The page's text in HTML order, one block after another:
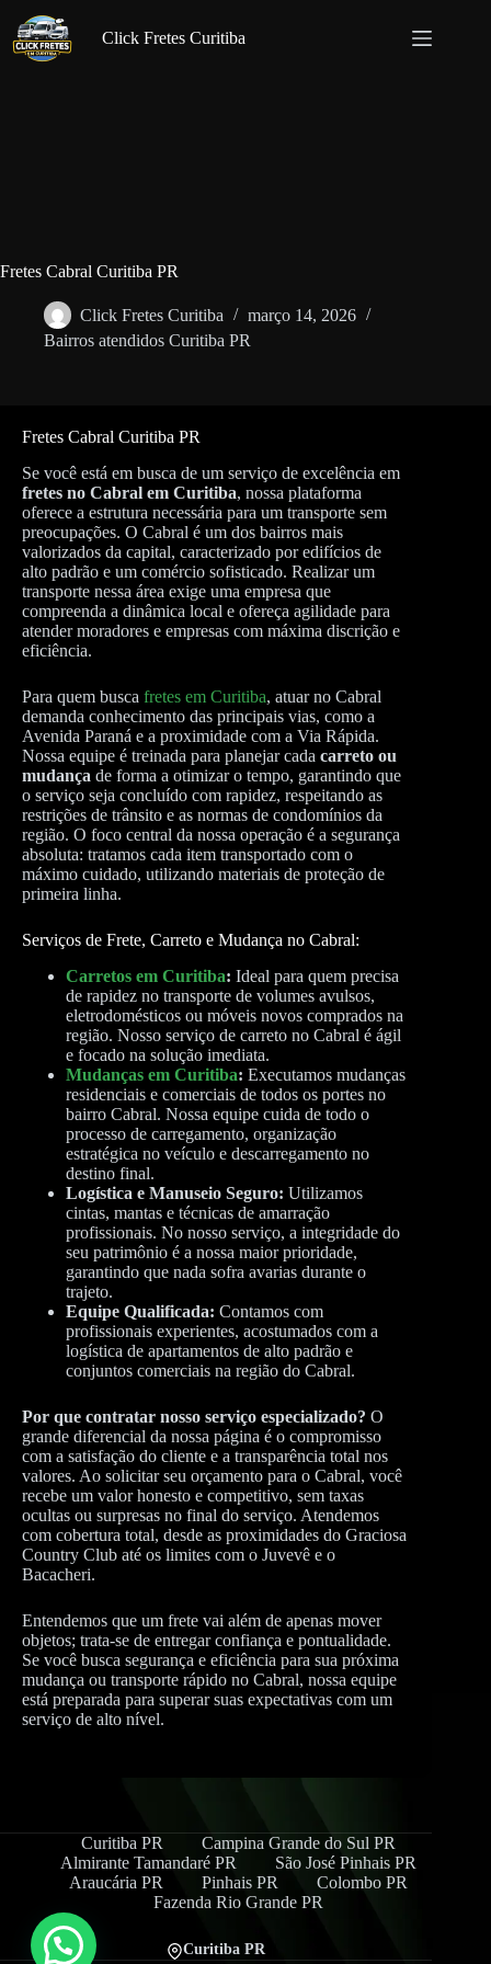
para
conteúdo
Click Fretes Curitiba
Fretes Cabral Curitiba PR
Click Fretes Curitiba
março 14, 2026
Bairros atendidos Curitiba PR
Fretes Cabral Curitiba PR
Se você está em busca de um serviço de excelência em
fretes no Cabral em Curitiba, nossa plataforma
oferece a estrutura necessária para um transporte sem
preocupações. O Cabral é um dos bairros mais
valorizados da capital, caracterizado por edifícios de
alto padrão e um comércio sofisticado. Realizar um
transporte nessa área exige uma empresa que
compreenda a dinâmica local e ofereça agilidade para
atender moradores e empresas com máxima discrição e
eficiência.
Para quem busca fretes em Curitiba, atuar no Cabral
demanda conhecimento das principais vias, como a
Avenida Paraná e a proximidade com a Via Rápida.
Nossa equipe é treinada para planejar cada carreto ou
mudança de forma a otimizar o tempo, garantindo que
o serviço seja concluído com rapidez, respeitando as
restrições de trânsito e as normas de condomínios da
região. O foco central da nossa operação é a segurança
absoluta: tratamos cada item transportado com o
máximo cuidado, utilizando materiais de proteção de
primeira linha.
Serviços de Frete, Carreto e Mudança no Cabral:
Carretos em Curitiba: Ideal para quem precisa
de rapidez no transporte de volumes avulsos,
eletrodomésticos ou móveis novos comprados na
região. Nosso serviço de carreto no Cabral é ágil
e focado na solução imediata.
Mudanças em Curitiba: Executamos mudanças
residenciais e comerciais de todos os portes no
bairro Cabral. Nossa equipe cuida de todo o
processo de carregamento, organização
estratégica no veículo e descarregamento no
destino final.
Logística e Manuseio Seguro: Utilizamos
cintas, mantas e técnicas de amarração
profissionais. No nosso serviço, a integridade do
seu patrimônio é a nossa maior prioridade,
garantindo que nada sofra avarias durante o
trajeto.
Equipe Qualificada: Contamos com
profissionais experientes, acostumados com a
logística de apartamentos de alto padrão e
conjuntos comerciais na região do Cabral.
Por que contratar nosso serviço especializado? O
grande diferencial da nossa página é o compromisso
com a satisfação do cliente e a transparência total nos
valores. Ao solicitar seu orçamento para o Cabral, você
recebe um valor honesto e competitivo, sem taxas
ocultas ou surpresas no final do serviço. Atendemos
com cobertura total, desde as proximidades do Graciosa
Country Club até os limites com o Juvevê e o
Bacacheri.
Entendemos que um frete vai além de apenas mover
objetos; trata-se de entregar confiança e pontualidade.
Se você busca segurança e eficiência para sua próxima
mudança ou transporte rápido no Cabral, nossa equipe
está preparada para superar suas expectativas com um
serviço de alto nível.
Curitiba PR
Campina Grande do Sul PR
Almirante Tamandaré PR
São José Pinhais PR
Araucária PR
Pinhais PR
Colombo PR
Fazenda Rio Grande PR
Curitiba PR